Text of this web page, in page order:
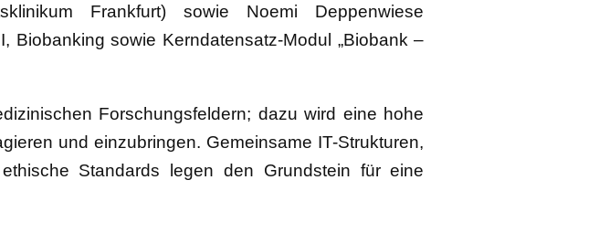
Frankfurt) sowie Noemi Deppenwiese
Biobanking sowie Kerndatensatz-Modul „Biobank –
Forschungsfeldern; dazu wird eine hohe
und einzubringen. Gemeinsame IT-Strukturen,
Standards legen den Grundstein für eine